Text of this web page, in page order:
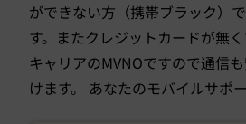
ができない方（携帯ブラック）
す。またクレジットカードが無
キャリアのMVNOですので通信
けます。 あなたのモバイルサポ